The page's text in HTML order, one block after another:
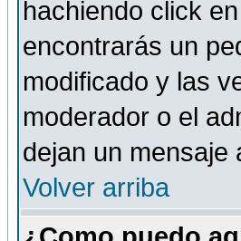
hachiendo click en
encontrarás un
modificado y las
moderador o el
dejan un mensaje
Volver arriba